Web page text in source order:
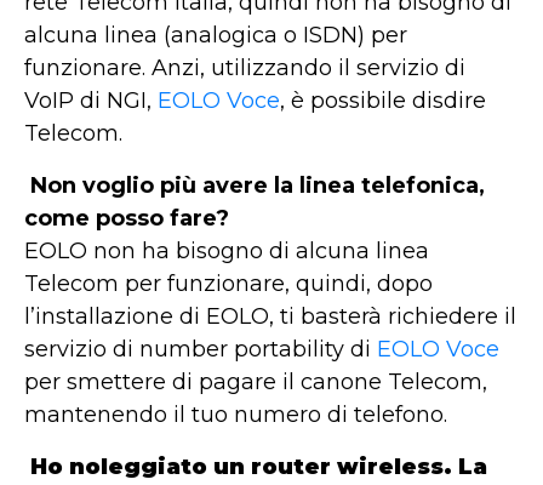
alcuna linea (analogica o ISDN) per
funzionare. Anzi, utilizzando il servizio di
VoIP di NGI, EOLO Voce, è possibile disdire
Telecom.
Non voglio più avere la linea telefonica,
come posso fare?
EOLO non ha bisogno di alcuna linea
Telecom per funzionare, quindi, dopo
l’installazione di EOLO, ti basterà richiedere il
servizio di number portability di EOLO Voce
per smettere di pagare il canone Telecom,
mantenendo il tuo numero di telefono.
Ho noleggiato un router wireless. La